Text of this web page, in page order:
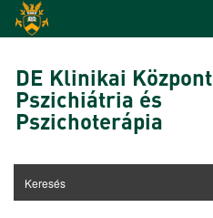
Ugrás a tartalomra
DE Klinikai Központ
Pszichiátria és
Pszichoterápia